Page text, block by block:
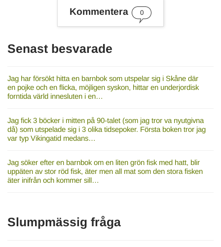
Kommentera 0
Senast besvarade
Jag har försökt hitta en barnbok som utspelar sig i Skåne där
en pojke och en flicka, möjligen syskon, hittar en underjordisk
forntida värld innesluten i en…
Jag fick 3 böcker i mitten på 90-talet (som jag tror va nyutgivna
då) som utspelade sig i 3 olika tidsepoker. Första boken tror jag
var typ Vikingatid medans…
Jag söker efter en barnbok om en liten grön fisk med hatt, blir
uppäten av stor röd fisk, äter men all mat som den stora fisken
äter inifrån och kommer sill…
Slumpmässig fråga